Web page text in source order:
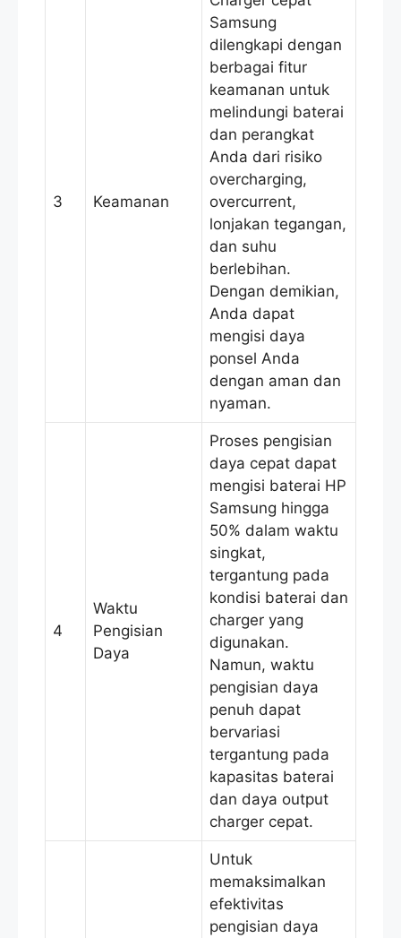
3 Keamanan
Samsung
dilengkapi dengan
berbagai fitur
keamanan untuk
melindungi baterai
dan perangkat
Anda dari risiko
overcharging,
overcurrent,
lonjakan tegangan,
dan suhu
berlebihan.
Dengan demikian,
Anda dapat
mengisi daya
ponsel Anda
dengan aman dan
nyaman.
4
Waktu
Pengisian
Daya
Proses pengisian
daya cepat dapat
mengisi baterai HP
Samsung hingga
50% dalam waktu
singkat,
tergantung pada
kondisi baterai dan
charger yang
digunakan.
Namun, waktu
pengisian daya
penuh dapat
bervariasi
tergantung pada
kapasitas baterai
dan daya output
charger cepat.
Untuk
memaksimalkan
efektivitas
pengisian daya